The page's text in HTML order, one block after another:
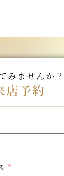
みませんか？
店予約